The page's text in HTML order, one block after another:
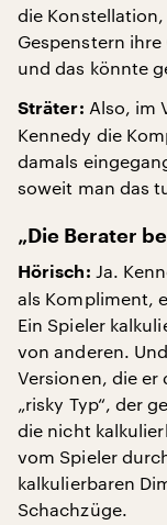
die
Gespenstern
und das könnte
Sträter: Also, im
Kennedy die
damals
soweit man das
„Die Berater
Hörisch: Ja.
als Kompliment,
Ein Spieler
von anderen.
Versionen, die er
„risky Typ“, der
die nicht
vom Spieler
kalkulierbaren
Schachzüge.